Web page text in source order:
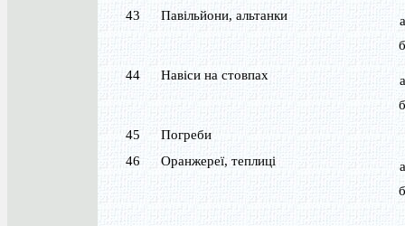
43
Павільйони, альтанки
а
б
44 Навіси на стовпах
а
б
45
Погреби
46
Оранжереї, теплиці
а
б